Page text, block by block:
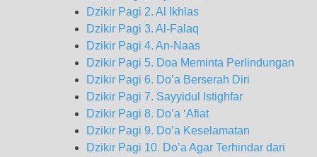
Dzikir Pagi 2. Al Ikhlas
Dzikir Pagi 3. Al-Falaq
Dzikir Pagi 4. An-Naas
Dzikir Pagi 5. Doa Meminta Perlindungan
Dzikir Pagi 6. Do’a Berserah Diri
Dzikir Pagi 7. Sayyidul Istighfar
Dzikir Pagi 8. Do’a ‘Afiat
Dzikir Pagi 9. Do’a Keselamatan
Dzikir Pagi 10. Do’a Agar Terhindar dari